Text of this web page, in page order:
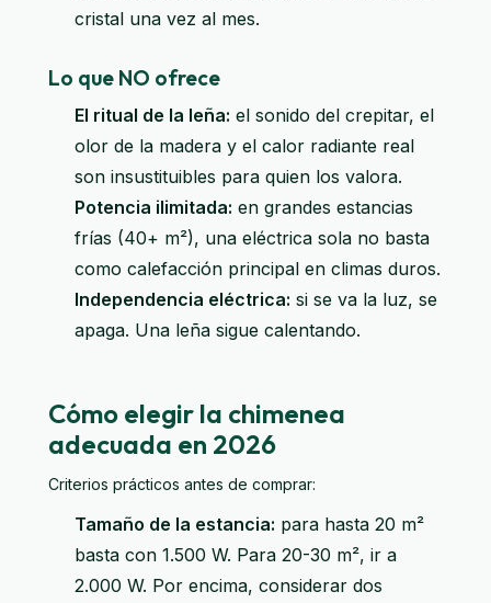
cristal una vez al mes.
Lo que NO ofrece
El ritual de la leña: el sonido del crepitar, el
olor de la madera y el calor radiante real
son insustituibles para quien los valora.
Potencia ilimitada: en grandes estancias
frías (40+ m²), una eléctrica sola no basta
como calefacción principal en climas duros.
Independencia eléctrica: si se va la luz, se
apaga. Una leña sigue calentando.
Cómo elegir la chimenea
adecuada en 2026
Criterios prácticos antes de comprar:
Tamaño de la estancia: para hasta 20 m²
basta con 1.500 W. Para 20-30 m², ir a
2.000 W. Por encima, considerar dos